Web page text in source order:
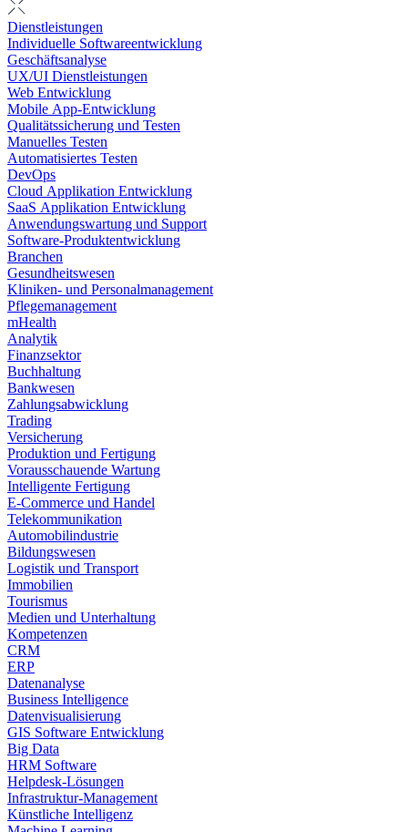
Dienstleistungen
Individuelle Softwareentwicklung
Geschäftsanalyse
UX/UI Dienstleistungen
Web Entwicklung
Mobile App-Entwicklung
Qualitätssicherung und Testen
Manuelles Testen
Automatisiertes Testen
DevOps
Cloud Applikation Entwicklung
SaaS Applikation Entwicklung
Anwendungswartung und Support
Software-Produktentwicklung
Branchen
Gesundheitswesen
Kliniken- und Personalmanagement
Pflegemanagement
mHealth
Analytik
Finanzsektor
Buchhaltung
Bankwesen
Zahlungsabwicklung
Trading
Versicherung
Produktion und Fertigung
Vorausschauende Wartung
Intelligente Fertigung
E-Commerce und Handel
Telekommunikation
Automobilindustrie
Bildungswesen
Logistik und Transport
Immobilien
Tourismus
Medien und Unterhaltung
Kompetenzen
CRM
ERP
Datenanalyse
Business Intelligence
Datenvisualisierung
GIS Software Entwicklung
Big Data
HRM Software
Helpdesk-Lösungen
Infrastruktur-Management
Künstliche Intelligenz